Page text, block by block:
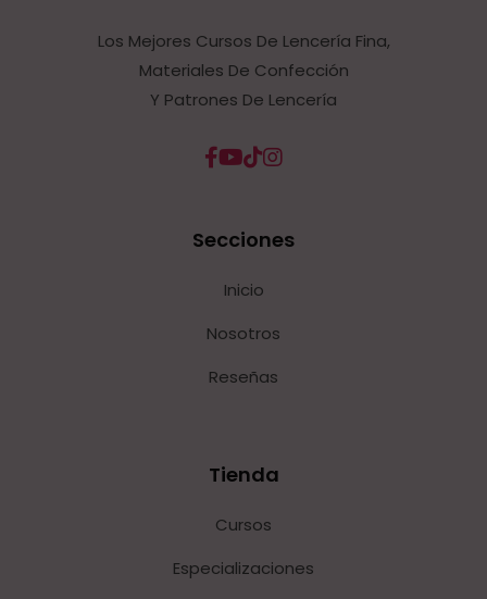
Los Mejores Cursos De Lencería Fina,
Materiales De Confección
Y Patrones De Lencería
Secciones
Inicio
Nosotros
Reseñas
Tienda
Cursos
Especializaciones